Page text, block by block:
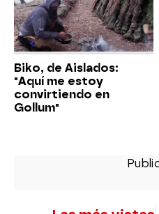
Biko, de Aislados:
"Aquí me estoy
convirtiendo en
Gollum"